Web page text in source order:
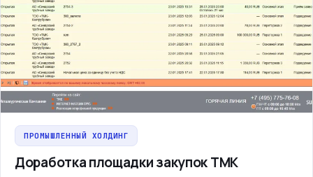
ПРОМЫШЛЕННЫЙ ХОЛДИНГ
Доработка площадки закупок ТМК